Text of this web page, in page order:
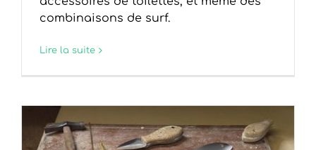
combinaisons de surf.
Lire la suite